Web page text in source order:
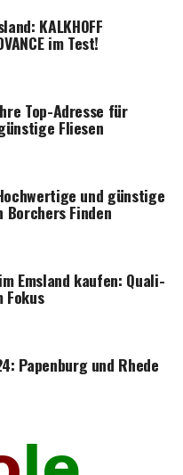
KALKHOFF
im Test!
Top-Adres­se für
Fliesen
und güns­ti­ge
Bor­chers Finden
Ems­land kau­fen: Qua­li­
Fokus
Papen­burg und Rhe­de